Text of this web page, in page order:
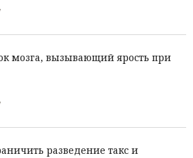
мозга, вызывающий ярость при
разведение такс и